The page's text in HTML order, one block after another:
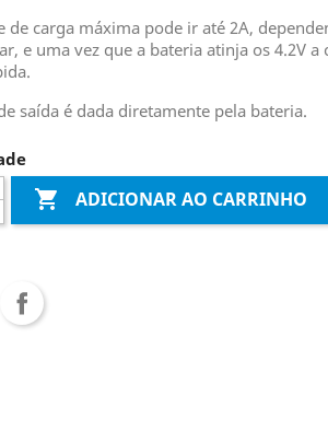
de carga máxima pode ir até 2A,
e uma vez que a bateria atinja os 4.2V a
saída é dada diretamente pela bateria.
 ADICIONAR AO CARRINHO